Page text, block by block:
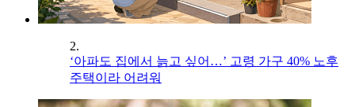
2.
‘아파도 집에서 늙고 싶어…’ 고령 가구 40% 노후
주택이라 어려워